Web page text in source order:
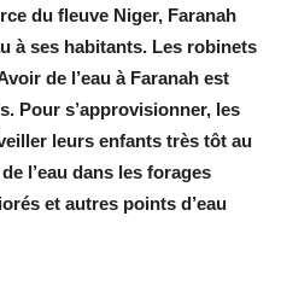
du fleuve Niger, Faranah
à ses habitants. Les robinets
de l’eau à Faranah est
Pour s’approvisionner, les
leurs enfants très tôt au
l’eau dans les forages
et autres points d’eau